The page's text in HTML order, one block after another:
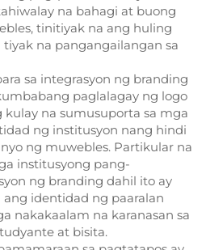
na bahagi at buong
tinitiyak na ang huling
na pangangailangan sa
sa integrasyon ng branding
paglalagay ng logo
na sumusuporta sa mga
ng institusyon nang hindi
ng muwebles. Partikular na
institusyong pang-
ng branding dahil ito ay
identidad ng paaralan
nakakaalam na karanasan sa
at bisita.